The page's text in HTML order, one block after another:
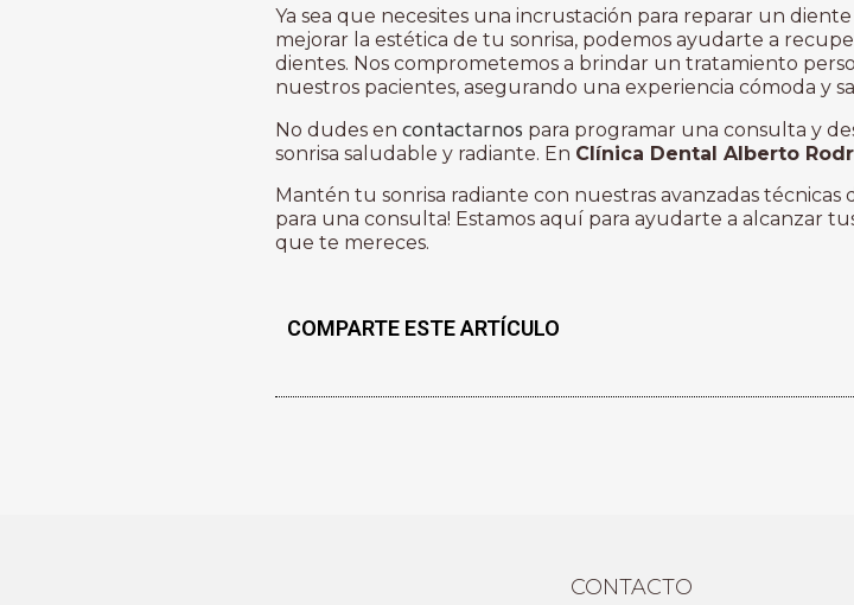
Ya sea que necesites una incrustación para reparar un
mejorar la estética de tu sonrisa, podemos ayudarte a
dientes. Nos comprometemos a brindar un tratamiento
nuestros pacientes, asegurando una experiencia cómoda y
No dudes en contactarnos para programar una consulta y
sonrisa saludable y radiante. En Clínica Dental Alberto
Mantén tu sonrisa radiante con nuestras avanzadas técnicas
para una consulta! Estamos aquí para ayudarte a alcanzar
que te mereces.
COMPARTE ESTE ARTÍCULO
ERÉCTIL, TIENE VARIAS ADVERTENCIAS QUE LOS
UNO DE LOS RIESGOS SIGNIFICATIVOS
ES LA POSIBILIDAD DE EXPERIMENTAR EFECTOS
CONTACTO